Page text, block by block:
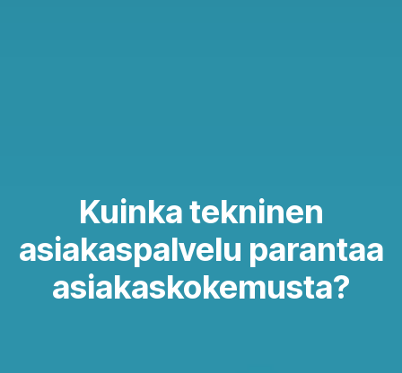
Kuinka tekninen
asiakaspalvelu parantaa
asiakaskokemusta?